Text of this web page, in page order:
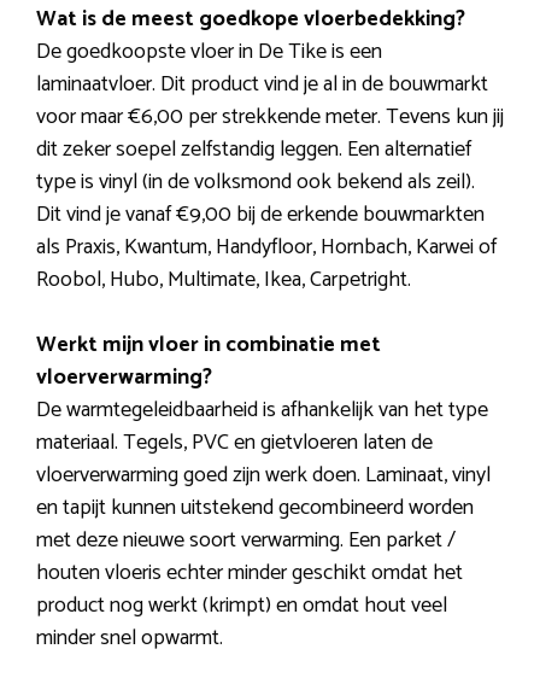
Wat is de meest goedkope vloerbedekking?
De goedkoopste vloer in De Tike is een
laminaatvloer. Dit product vind je al in de bouwmarkt
voor maar €6,00 per strekkende meter. Tevens kun jij
dit zeker soepel zelfstandig leggen. Een alternatief
type is vinyl (in de volksmond ook bekend als zeil).
Dit vind je vanaf €9,00 bij de erkende bouwmarkten
als Praxis, Kwantum, Handyfloor, Hornbach, Karwei of
Roobol, Hubo, Multimate, Ikea, Carpetright.
Werkt mijn vloer in combinatie met
vloerverwarming?
De warmtegeleidbaarheid is afhankelijk van het type
materiaal. Tegels, PVC en gietvloeren laten de
vloerverwarming goed zijn werk doen. Laminaat, vinyl
en tapijt kunnen uitstekend gecombineerd worden
met deze nieuwe soort verwarming. Een parket /
houten vloeris echter minder geschikt omdat het
product nog werkt (krimpt) en omdat hout veel
minder snel opwarmt.